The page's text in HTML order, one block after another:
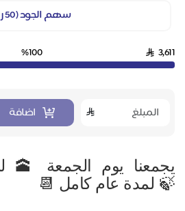
سهم الجود (50 ريال)
3,611
%100
اضافة
يجمعنا يوم الجمعة 🕋
🍃 لمدة عام كامل 📆